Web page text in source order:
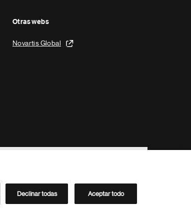
Otras webs
Novartis Global
Directorio de Novartis
Declinar todas Aceptar todo